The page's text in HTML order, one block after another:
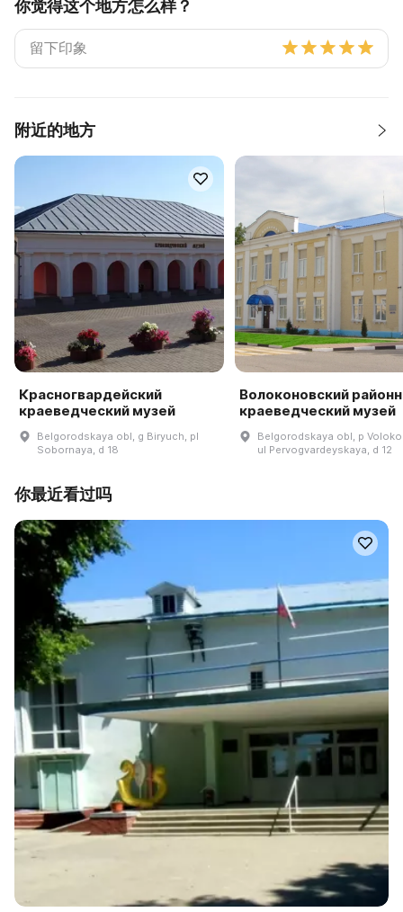
你觉得这个地方怎么样？
附近的地方
Красногвардейский
краеведческий музей
Belgorodskaya obl, g Biryuch, pl
Sobornaya, d 18
Волоконовский
краеведческий музей
Belgorodskaya obl, p
ul Pervogvardeyskaya, d 12
你最近看过吗